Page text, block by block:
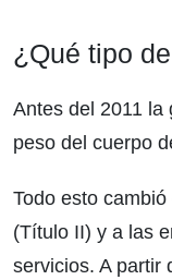
¿Qué tipo
Antes del 2011 la
peso del cuerpo
Todo esto
(Título II) y a las
servicios. A partir